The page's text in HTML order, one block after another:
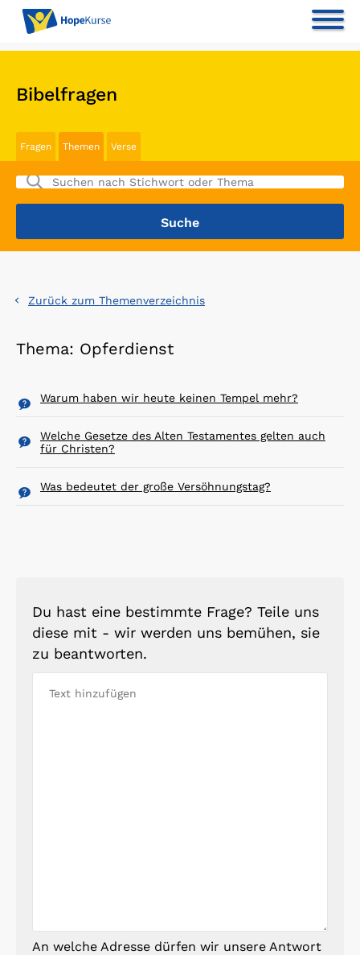
Bibelfragen
Fragen Themen Verse
Zurück zum Themenverzeichnis
Thema: Opferdienst
Warum haben wir heute keinen Tempel mehr?
Welche Gesetze des Alten Testamentes gelten auch
für Christen?
Was bedeutet der große Versöhnungstag?
Du hast eine bestimmte Frage? Teile uns
diese mit - wir werden uns bemühen, sie
zu beantworten.
An welche Adresse dürfen wir unsere Antwort